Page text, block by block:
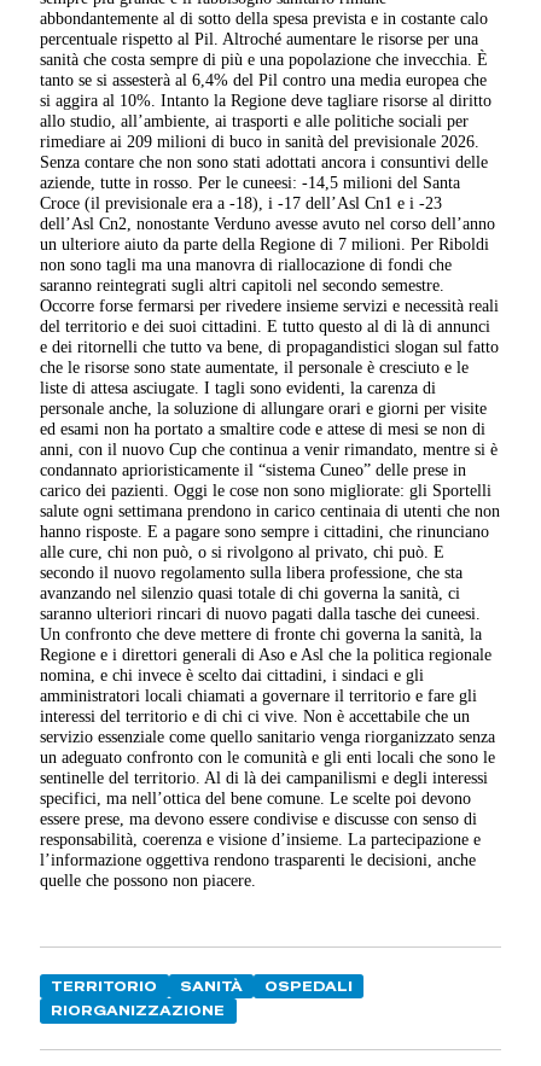
abbondantemente al di sotto della spesa prevista e in costante calo
percentuale rispetto al Pil. Altroché aumentare le risorse per una
sanità che costa sempre di più e una popolazione che invecchia. È
tanto se si assesterà al 6,4% del Pil contro una media europea che
si aggira al 10%. Intanto la Regione deve tagliare risorse al diritto
allo studio, all’ambiente, ai trasporti e alle politiche sociali per
rimediare ai 209 milioni di buco in sanità del previsionale 2026.
Senza contare che non sono stati adottati ancora i consuntivi delle
aziende, tutte in rosso. Per le cuneesi: -14,5 milioni del Santa
Croce (il previsionale era a -18), i -17 dell’Asl Cn1 e i -23
dell’Asl Cn2, nonostante Verduno avesse avuto nel corso dell’anno
un ulteriore aiuto da parte della Regione di 7 milioni. Per Riboldi
non sono tagli ma una manovra di riallocazione di fondi che
saranno reintegrati sugli altri capitoli nel secondo semestre.
Occorre forse fermarsi per rivedere insieme servizi e necessità reali
del territorio e dei suoi cittadini. E tutto questo al di là di annunci
e dei ritornelli che tutto va bene, di propagandistici slogan sul fatto
che le risorse sono state aumentate, il personale è cresciuto e le
liste di attesa asciugate. I tagli sono evidenti, la carenza di
personale anche, la soluzione di allungare orari e giorni per visite
ed esami non ha portato a smaltire code e attese di mesi se non di
anni, con il nuovo Cup che continua a venir rimandato, mentre si è
condannato aprioristicamente il “sistema Cuneo” delle prese in
carico dei pazienti. Oggi le cose non sono migliorate: gli Sportelli
salute ogni settimana prendono in carico centinaia di utenti che non
hanno risposte. E a pagare sono sempre i cittadini, che rinunciano
alle cure, chi non può, o si rivolgono al privato, chi può. E
secondo il nuovo regolamento sulla libera professione, che sta
avanzando nel silenzio quasi totale di chi governa la sanità, ci
saranno ulteriori rincari di nuovo pagati dalla tasche dei cuneesi.
Un confronto che deve mettere di fronte chi governa la sanità, la
Regione e i direttori generali di Aso e Asl che la politica regionale
nomina, e chi invece è scelto dai cittadini, i sindaci e gli
amministratori locali chiamati a governare il territorio e fare gli
interessi del territorio e di chi ci vive. Non è accettabile che un
servizio essenziale come quello sanitario venga riorganizzato senza
un adeguato confronto con le comunità e gli enti locali che sono le
sentinelle del territorio. Al di là dei campanilismi e degli interessi
specifici, ma nell’ottica del bene comune. Le scelte poi devono
essere prese, ma devono essere condivise e discusse con senso di
responsabilità, coerenza e visione d’insieme. La partecipazione e
l’informazione oggettiva rendono trasparenti le decisioni, anche
quelle che possono non piacere.
TERRITORIO SANITÀ
OSPEDALI
RIORGANIZZAZIONE